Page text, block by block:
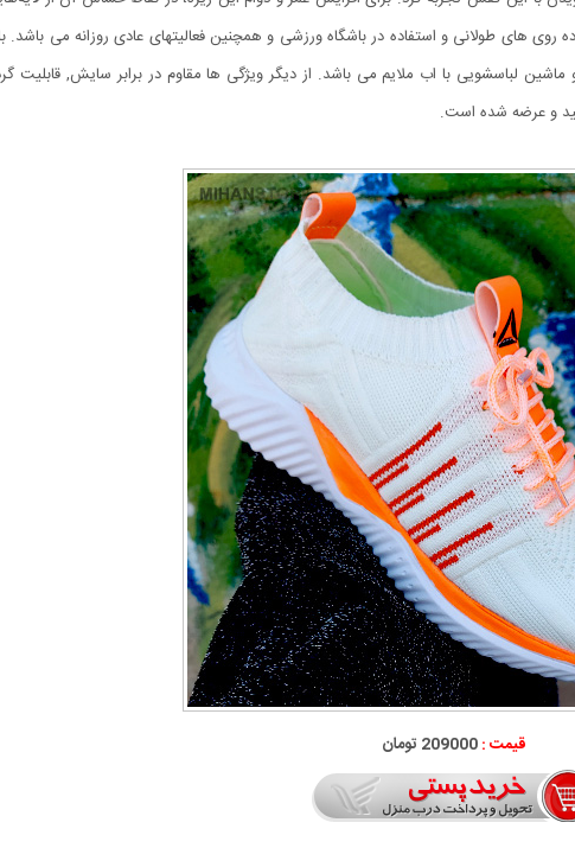
های طولانی و استفاده در باشگاه ورزشی و همچنین فعالیتهای عادی روزانه می
لباسشویی با اب ملایم می باشد. از دیگر ویژگی ها مقاوم در برابر سایش,
قیمت :209000 تومان